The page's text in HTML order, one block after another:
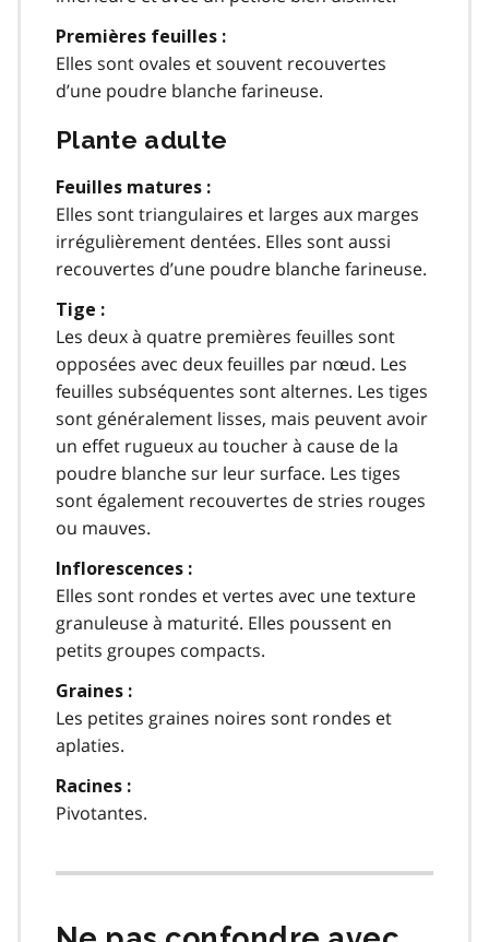
Premières feuilles :
Elles sont ovales et souvent recouvertes
d’une poudre blanche farineuse.
Plante adulte
Feuilles matures :
Elles sont triangulaires et larges aux marges
irrégulièrement dentées. Elles sont aussi
recouvertes d’une poudre blanche farineuse.
Tige :
Les deux à quatre premières feuilles sont
opposées avec deux feuilles par nœud. Les
feuilles subséquentes sont alternes. Les tiges
sont généralement lisses, mais peuvent avoir
un effet rugueux au toucher à cause de la
poudre blanche sur leur surface. Les tiges
sont également recouvertes de stries rouges
ou mauves.
Inflorescences :
Elles sont rondes et vertes avec une texture
granuleuse à maturité. Elles poussent en
petits groupes compacts.
Graines :
Les petites graines noires sont rondes et
aplaties.
Racines :
Pivotantes.